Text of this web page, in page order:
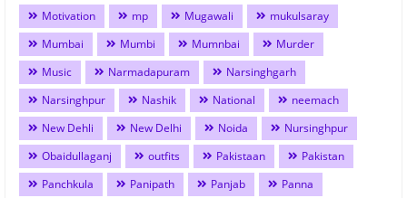
Motivation
mp Mugawali
mukulsaray
Mumbai
Mumbi Mumnbai
Murder
Music
Narmadapuram
Narsinghgarh
Narsinghpur
Nashik National
neemach
New Dehli
New Delhi Noida
Nursinghpur
Obaidullaganj
outfits Pakistaan
Pakistan
Panchkula
Panipath Panjab
Panna